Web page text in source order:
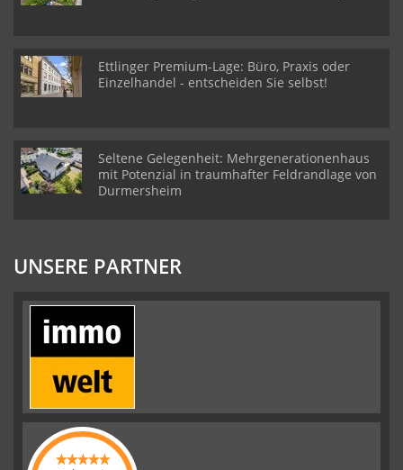
Ettlinger Premium-Lage: Büro, Praxis oder
Einzelhandel - entscheiden Sie selbst!
Seltene Gelegenheit: Mehrgenerationenhaus
mit Potenzial in traumhafter Feldrandlage von
Durmersheim
UNSERE PARTNER